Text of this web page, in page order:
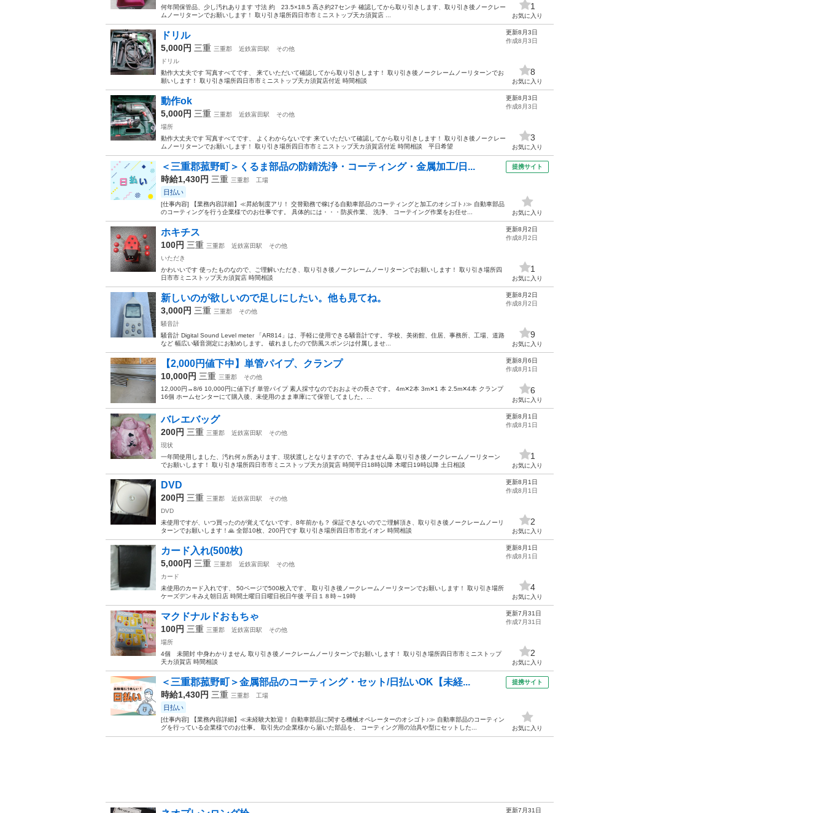
何年間保管品、少し汚れあります 寸法 約 23.5×18.5 高さ約27センチ 確認してから取り引きします、取り引き後ノークレー
ムノーリターンでお願いします！ 取り引き場所四日市市ミニストップ天カ須賀店 ...
1
お気に入り
ドリル
5,000円 三重 三重郡 近鉄富田駅
その他
ドリル
動作大丈夫です 写真すべてです、 来ていただいて確認してから取り引きします！ 取り引き後ノークレームノーリターンでお
願いします！ 取り引き場所四日市市ミニストップ天カ須賀店付近 時間相談
更新8月3日
作成8月3日
8
お気に入り
動作ok
5,000円 三重 三重郡 近鉄富田駅
その他
場所
動作大丈夫です 写真すべてです、 よくわからないです 来ていただいて確認してから取り引きします！ 取り引き後ノークレー
ムノーリターンでお願いします！ 取り引き場所四日市市ミニストップ天カ須賀店付近 時間相談 平日希望
更新8月3日
作成8月3日
3
お気に入り
＜三重郡菰野町＞くるま部品の防錆洗浄・コーティング・金属加工/日...
時給1,430円 三重 三重郡 工場
日払い
[仕事内容] 【業務内容詳細】≪昇給制度アリ！ 交替勤務で稼げる自動車部品のコーティングと加工のオシゴト♪≫ 自動車部品
のコーティングを行う企業様でのお仕事です。 具体的には・・・防炭作業、 洗浄、 コーテイング作業をお任せ...
提携サイト
お気に入り
ホキチス
100円 三重 三重郡 近鉄富田駅
その他
いただき
かわいいです 使ったものなので、ご理解いただき、取り引き後ノークレームノーリターンでお願いします！ 取り引き場所四
日市市ミニストップ天カ須賀店 時間相談
更新8月2日
作成8月2日
1
お気に入り
新しいのが欲しいので足しにしたい。他も見てね。
3,000円 三重 三重郡
その他
騒音計
騒音計 Digital Sound Level meter 「AR814」は、手軽に使用できる騒音計です。 学校、美術館、住居、事務所、工場、道路
など 幅広い騒音測定にお勧めします。 破れましたので防風スポンジは付属しませ...
更新8月2日
作成8月2日
9
お気に入り
【2,000円値下中】単管パイプ、クランプ
10,000円 三重 三重郡
その他
12,000円→8/6 10,000円に値下げ 単管パイプ 素人採寸なのでおおよその長さです。 4m✕2本 3m✕1 本 2.5m✕4本 クランプ
16個 ホームセンターにて購入後、未使用のまま車庫にて保管してました。...
更新8月6日
作成8月1日
6
お気に入り
バレエバッグ
200円 三重 三重郡 近鉄富田駅
その他
現状
一年間使用しました、汚れ何ヵ所あります、現状渡しとなりますので、すみません🙇 取り引き後ノークレームノーリターン
でお願いします！ 取り引き場所四日市市ミニストップ天カ須賀店 時間平日18時以降 木曜日19時以降 土日相談
更新8月1日
作成8月1日
1
お気に入り
DVD
200円 三重 三重郡 近鉄富田駅
その他
DVD
未使用ですが、いつ買ったのが覚えてないです、8年前かも？ 保証できないのでご理解頂き、取り引き後ノークレームノーリ
ターンでお願いします！🙏 全部10枚、200円です 取り引き場所四日市市北イオン 時間相談
更新8月1日
作成8月1日
2
お気に入り
カード入れ(500枚)
5,000円 三重 三重郡 近鉄富田駅
その他
カード
未使用のカード入れです、 50ページで500枚入です、 取り引き後ノークレームノーリターンでお願いします！ 取り引き場所
ケーズデンキみえ朝日店 時間土曜日日曜日祝日午後 平日１８時～19時
更新8月1日
作成8月1日
4
お気に入り
マクドナルドおもちゃ
100円 三重 三重郡 近鉄富田駅
その他
場所
4個 未開封 中身わかりません 取り引き後ノークレームノーリターンでお願いします！ 取り引き場所四日市市ミニストップ
天カ須賀店 時間相談
更新7月31日
作成7月31日
2
お気に入り
＜三重郡菰野町＞金属部品のコーティング・セット/日払いOK【未経...
時給1,430円 三重 三重郡 工場
日払い
[仕事内容] 【業務内容詳細】≪未経験大歓迎！ 自動車部品に関する機械オペレーターのオシゴト♪≫ 自動車部品のコーティン
グを行っている企業様でのお仕事。 取引先の企業様から届いた部品を、 コーティング用の治具や型にセットした...
提携サイト
お気に入り
更新7月31日